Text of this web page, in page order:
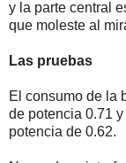
y la parte central
que moleste al
Las pruebas
El consumo de la
de potencia 0.71
potencia de 0.62.